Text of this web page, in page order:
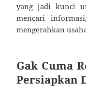
yang jadi kunci
mencari
mengerahkan
Gak Cuma
Persiapkan